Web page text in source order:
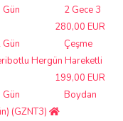
Gün
2 Gece 3
280,00 EUR
Gün
Çeşme
Hergün Hareketli
199,00 EUR
Gün
Boydan
(GZNT3)